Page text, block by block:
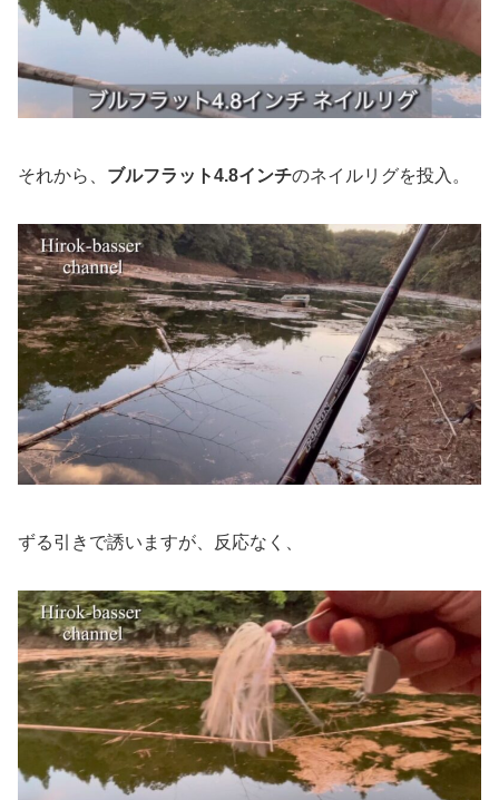
それから、 ブルフラット4.8インチのネイルリグを投入。
ずる引きで誘いますが、反応なく、